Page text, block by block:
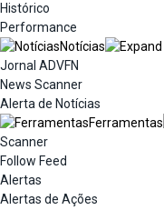
Histórico
Performance
Notícias
Jornal ADVFN
News Scanner
Alerta de Notícias
Ferramentas
Scanner
Follow Feed
Alertas
Alertas de Ações